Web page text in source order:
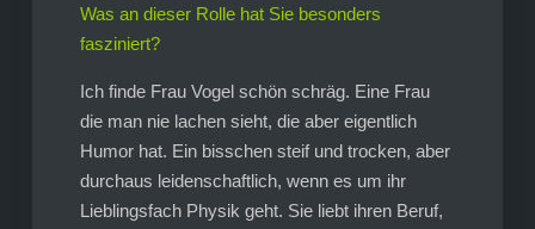
Was an dieser Rolle hat Sie besonders
fasziniert?
Ich finde Frau Vogel schön schräg. Eine Frau
die man nie lachen sieht, die aber eigentlich
Humor hat. Ein bisschen steif und trocken, aber
durchaus leidenschaftlich, wenn es um ihr
Lieblingsfach Physik geht. Sie liebt ihren Beruf,